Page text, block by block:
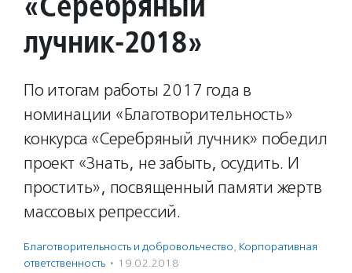
лучник-2018»
По итогам работы 2017 года в
номинации «Благотворительность»
конкурса «Серебряный лучник» победил
проект «Знать, не забыть, осудить. И
простить», посвященный памяти жертв
массовых репрессий.
Благотвори­тель­ность и доброволь­чест­во, Корпоративная
ответственность · 19.02.2018